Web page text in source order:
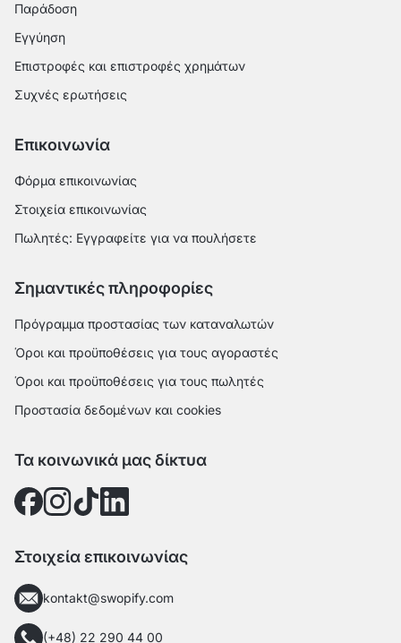
Παράδοση
Εγγύηση
Επιστροφές και επιστροφές χρημάτων
Συχνές ερωτήσεις
Επικοινωνία
Φόρμα επικοινωνίας
Στοιχεία επικοινωνίας
Πωλητές: Εγγραφείτε για να πουλήσετε
Σημαντικές πληροφορίες
Πρόγραμμα προστασίας των καταναλωτών
Όροι και προϋποθέσεις για τους αγοραστές
Όροι και προϋποθέσεις για τους πωλητές
Προστασία δεδομένων και cookies
Τα κοινωνικά μας δίκτυα
Στοιχεία επικοινωνίας
kontakt@swopify.com
(+48) 22 290 44 00